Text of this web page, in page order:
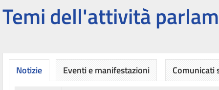
Temi dell'attività
Notizie Eventi e manifestazioni Comunicati